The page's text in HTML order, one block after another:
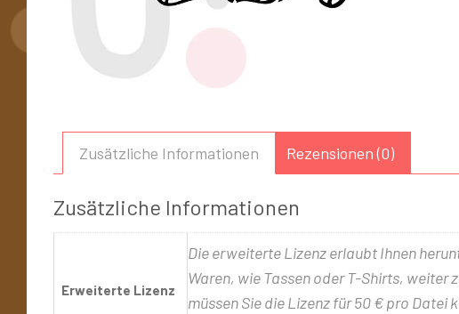
Zusätzliche Informationen Rezensionen (0)
Zusätzliche Informationen
Erweiterte Lizenz
Die erweiterte Lizenz erlaubt Ihnen
Waren, wie Tassen oder T-Shirts, weiter
müssen Sie die Lizenz für 50 € pro